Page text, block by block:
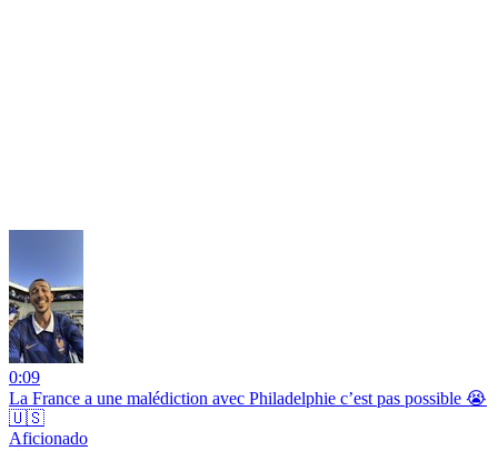
0:09
La France a une malédiction avec Philadelphie c’est pas possible 😭
🇺🇸
Aficionado